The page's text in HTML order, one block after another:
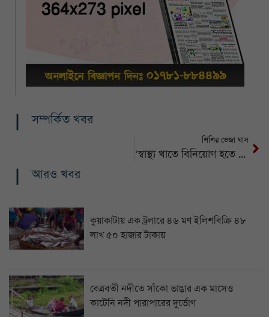
সম্পর্কিত খবর
শিশির ভেজা ঘাস
‘স্বাস্থ্য খাতে বিনিয়োগ হতে হবে মানুষের ভালো থাকার জন্য’
আরও খবর
কুয়াকাটায় এক ট্রলারে ৪৬ মণ ইলিশবিক্রি ৪৮
লাখ ৫০ হাজার টাকায়
বেত্রবতী নদীতে সাঁকো ভাঙার এক মাসেও
কাটেনি নদী পারাপারের দুর্ভোগ